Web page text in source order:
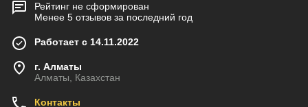
Рейтинг не сформирован
Менее 5 отзывов за последний год
Работает с 14.11.2022
г. Алматы
Алматы, Казахстан
Контакты